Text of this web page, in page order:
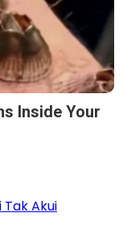
Inside Your
Tak Akui